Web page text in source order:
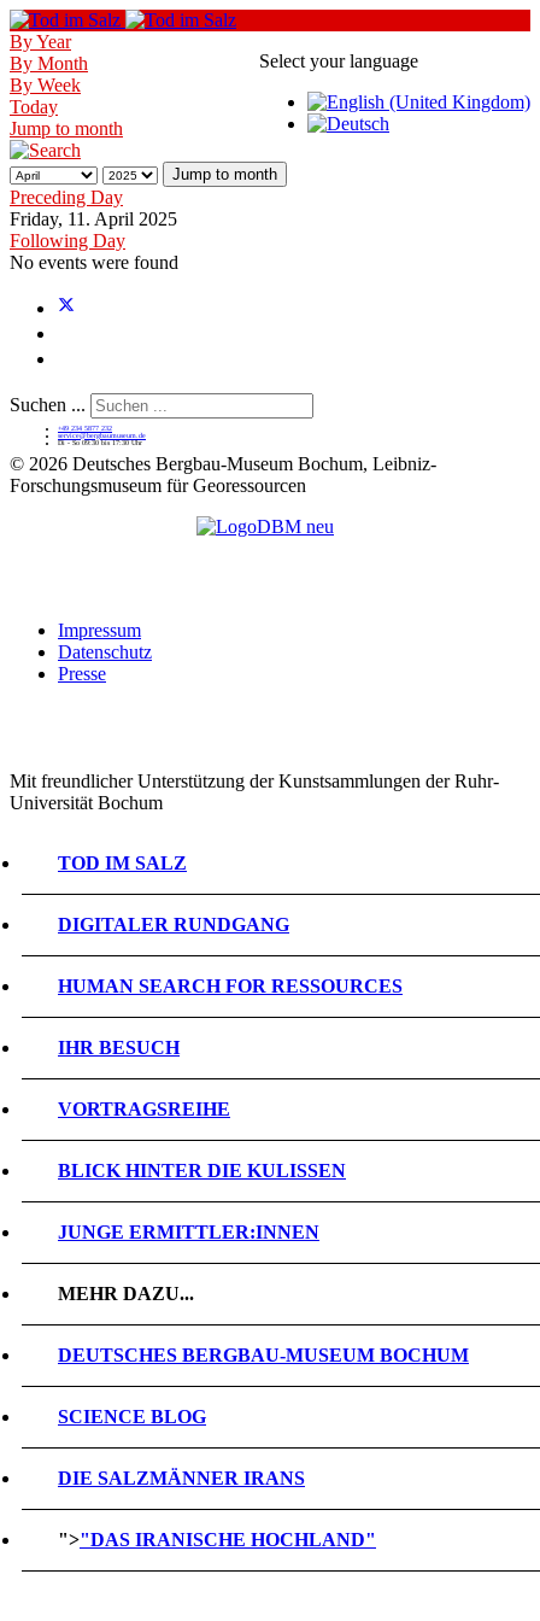
Select your language
By Year
By Month
By Week
Today
Jump to month
Jump to month
Preceding Day
Friday, 11. April 2025
Following Day
No events were found
Suchen ...
+49 234 5877 232
service@bergbaumuseum.de
Di - So 09:30 bis 17:30 Uhr
© 2026 Deutsches Bergbau-Museum Bochum, Leibniz-
Forschungsmuseum für Georessourcen
Impressum
Datenschutz
Presse
Mit freundlicher Unterstützung der Kunstsammlungen der Ruhr-
Universität Bochum
TOD IM SALZ
DIGITALER RUNDGANG
HUMAN SEARCH FOR RESSOURCES
IHR BESUCH
VORTRAGSREIHE
BLICK HINTER DIE KULISSEN
JUNGE ERMITTLER:INNEN
MEHR DAZU...
DEUTSCHES BERGBAU-MUSEUM BOCHUM
SCIENCE BLOG
DIE SALZMÄNNER IRANS
">"DAS IRANISCHE HOCHLAND"